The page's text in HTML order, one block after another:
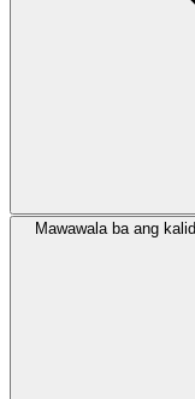
Mawawala ba ang